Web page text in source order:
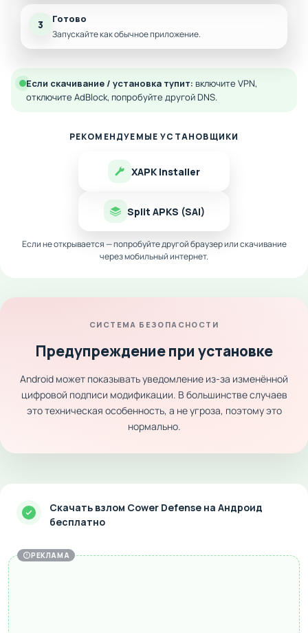
3 Готово
Запускайте как обычное приложение.
Если скачивание / установка тупит: включите VPN,
отключите AdBlock, попробуйте другой DNS.
РЕКОМЕНДУЕМЫЕ УСТАНОВЩИКИ
XAPK Installer
Split APKS (SAI)
Если не открывается — попробуйте другой браузер или скачивание
через мобильный интернет.
СИСТЕМА БЕЗОПАСНОСТИ
Предупреждение при установке
Android может показывать уведомление из-за изменённой
цифровой подписи модификации. В большинстве случаев
это техническая особенность, а не угроза, поэтому это
нормально.
Скачать взлом Cower Defense на Андроид
бесплатно
РЕКЛАМА